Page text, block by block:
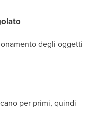
degli oggetti
per primi, quindi